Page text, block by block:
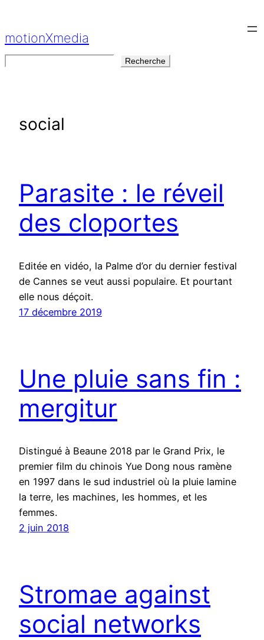
contenu
motionXmedia
Recherche
social
Parasite : le réveil
des cloportes
Editée en vidéo, la Palme d’or du dernier festival
de Cannes se veut aussi populaire. Et pourtant
elle nous déçoit.
17 décembre 2019
Une pluie sans fin :
mergitur
Distingué à Beaune 2018 par le Grand Prix, le
premier film du chinois Yue Dong nous ramène
en 1997 dans le sud industriel où la pluie lamine
la terre, les machines, les hommes, et les
femmes.
2 juin 2018
Stromae against
social networks